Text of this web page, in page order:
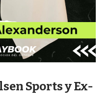
Sports y Ex-